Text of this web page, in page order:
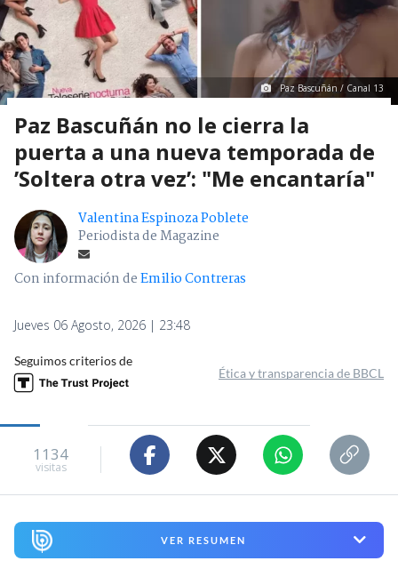
Paz Bascuñán / Canal 13
Paz Bascuñán no le cierra la
puerta a una nueva temporada de
’Soltera otra vez’: "Me encantaría"
Valentina Espinoza Poblete
Periodista de Magazine
Con información deEmilio Contreras
Jueves 06 Agosto, 2026 | 23:48
Seguimos criterios de
Ética y transparencia de BBCL
1134
visitas
VER RESUMEN